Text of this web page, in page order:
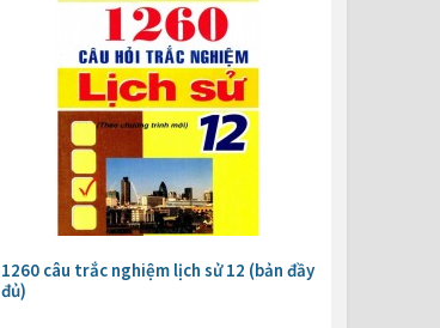
1260 câu trắc nghiệm lịch sử 12 (bản đầy
đủ)